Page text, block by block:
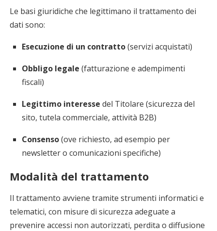
Le basi giuridiche che legittimano il trattamento dei
dati sono:
Esecuzione di un contratto(servizi acquistati)
Obbligo legale (fatturazione e adempimenti
fiscali)
Legittimo interesse del Titolare (sicurezza del
sito, tutela commerciale, attività B2B)
Consenso(ove richiesto, ad esempio per
newsletter o comunicazioni specifiche)
Modalità del trattamento
Il trattamento avviene tramite strumenti informatici e
telematici, con misure di sicurezza adeguate a
prevenire accessi non autorizzati, perdita o diffusione